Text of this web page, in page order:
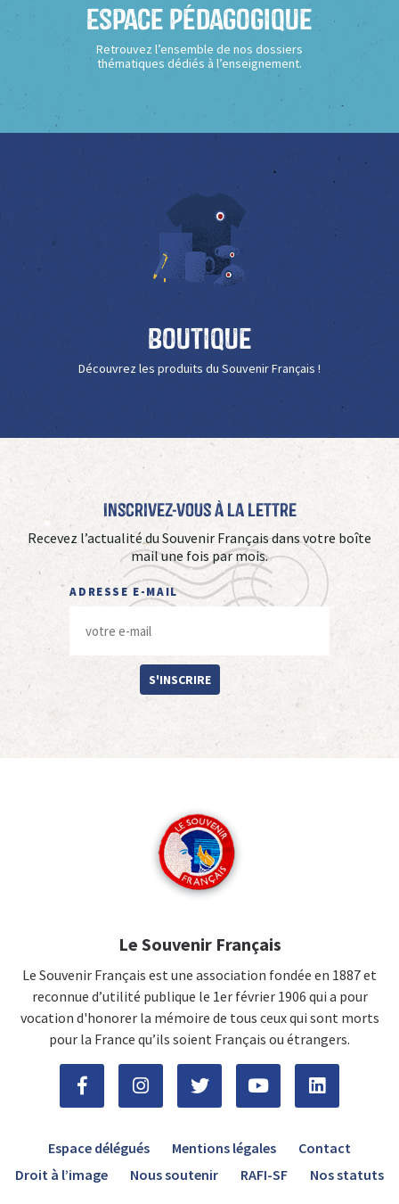
Espace Pédagogique
Retrouvez l’ensemble de nos dossiers
thématiques dédiés à l’enseignement.
Boutique
Découvrez les produits du Souvenir Français !
Inscrivez-vous à La Lettre
Recevez l’actualité du Souvenir Français dans votre boîte
mail une fois par mois.
ADRESSE E-MAIL
S'INSCRIRE
Le Souvenir Français
Le Souvenir Français est une association fondée en 1887 et
reconnue d’utilité publique le 1er février 1906 qui a pour
vocation d'honorer la mémoire de tous ceux qui sont morts
pour la France qu’ils soient Français ou étrangers.
Espace délégués Mentions légales
Contact
Droit à l’image
Nous soutenir RAFI-SF Nos statuts